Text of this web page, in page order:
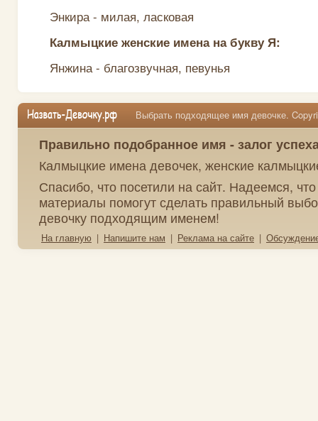
Энкира - милая, ласковая
Калмыцкие женские имена на букву Я:
Янжина - благозвучная, певунья
Выбрать подходящее имя девочке.
Правильно подобранное имя - залог
Калмыцкие имена девочек, женские
Спасибо, что посетили на сайт. Надеемся,
материалы помогут сделать правильный
девочку подходящим именем!
На главную | Напишите нам | Реклама на сайте |